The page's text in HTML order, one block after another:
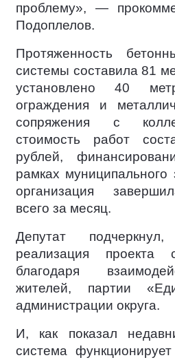
проблему», —
Подоплелов.
Протяженность
системы составила 81
установлено 40
ограждения и
сопряжения с
стоимость работ
рублей,
рамках муниципального
организация
всего за месяц.
Депутат
реализация проекта
благодаря
жителей, партии
администрации округа.
И, как показал
система